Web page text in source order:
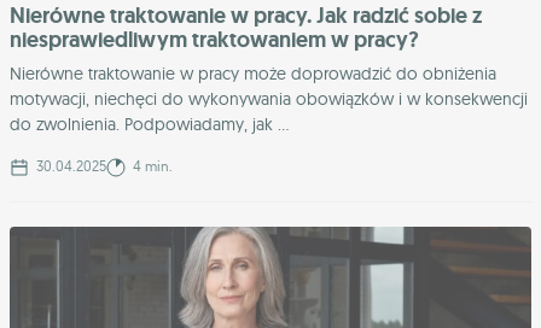
Nierówne traktowanie w pracy. Jak radzić sobie z
niesprawiedliwym traktowaniem w pracy?
Nierówne traktowanie w pracy może doprowadzić do obniżenia
motywacji, niechęci do wykonywania obowiązków i w konsekwencji
do zwolnienia. Podpowiadamy, jak ...
30.04.2025 4 min.